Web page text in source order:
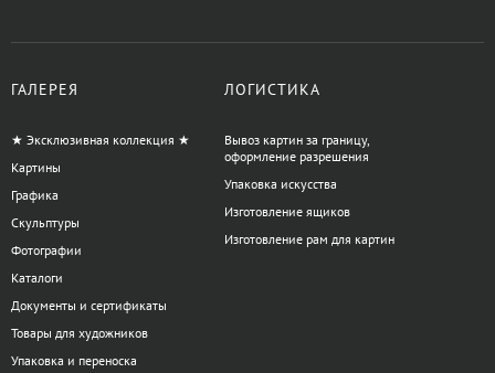
ГАЛЕРЕЯ
★ Эксклюзивная коллекция ★
Картины
Графика
Скульптуры
Фотографии
Каталоги
Документы и сертификаты
Товары для художников
Упаковка и переноска
ЛОГИСТИКА
Вывоз картин за границу,
оформление разрешения
Упаковка искусства
Изготовление ящиков
Изготовление рам для картин